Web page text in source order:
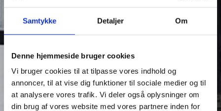
Samtykke Detaljer Om
Denne hjemmeside bruger cookies
Vi bruger cookies til at tilpasse vores indhold og
annoncer, til at vise dig funktioner til sociale medier og til
at analysere vores trafik. Vi deler også oplysninger om
din brug af vores website med vores partnere inden for
BESØG E' BINDSTOUW
ÅBNINGSTIDER
PRISER OG KONTAKTINFO